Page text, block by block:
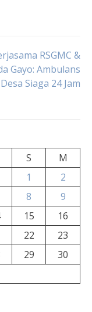
RSGMC &
Gayo: Ambulans
Desa Siaga 24 Jam
S
M
1
2
8
9
15
16
22
23
29
30